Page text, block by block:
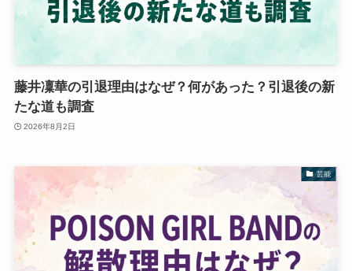
藤井凜華の引退理由はなぜ？何があった？引退後の新
たな道も調査
2026年8月2日
芸能